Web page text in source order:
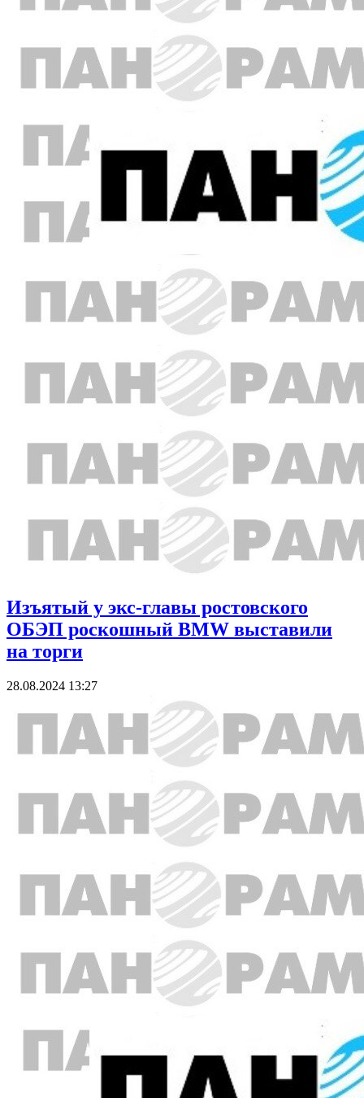
Изъятый у экс-главы ростовского
ОБЭП роскошный BMW выставили
на торги
28.08.2024 13:27